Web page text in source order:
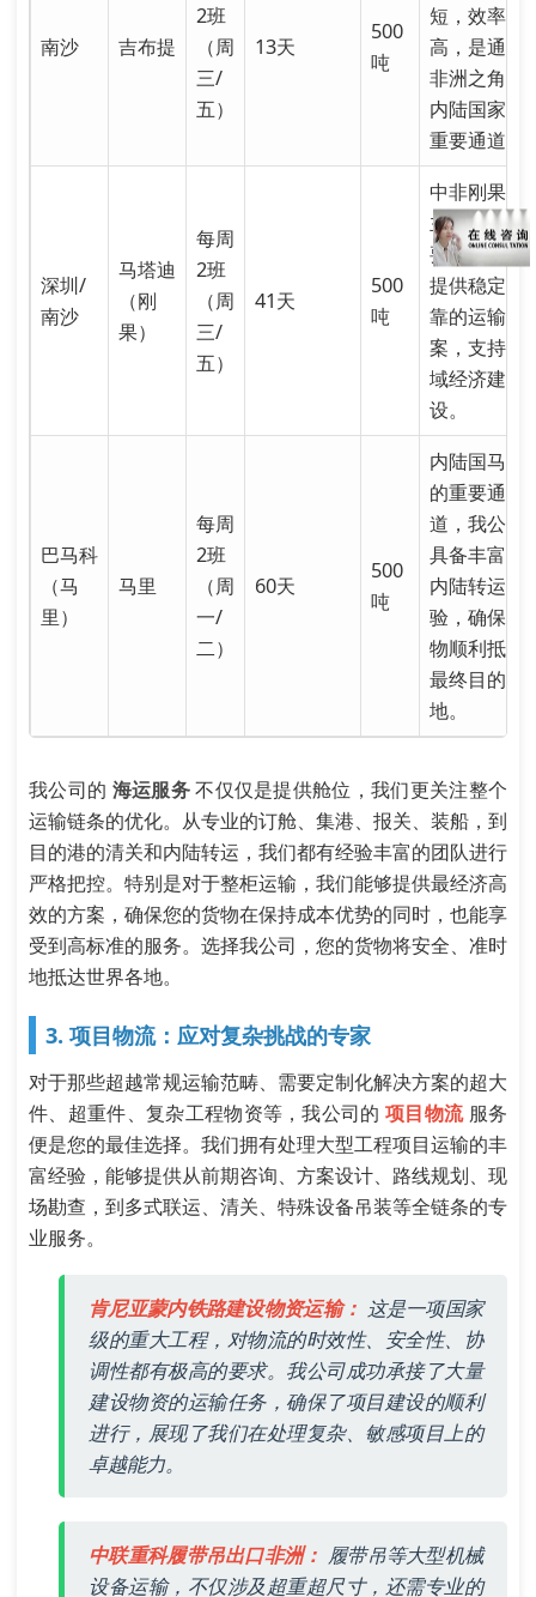
南沙 吉布提
2班
（周
三/
五）
13天
500
吨
短，效率
高，是通往
非洲之角及
内陆国家的
重要通道。
深圳/
南沙
马塔迪
（刚
果）
每周
2班
（周
三/
五）
41天
500
吨
中非刚果民
主共和国主
要出海口，
提供稳定可
靠的运输方
案，支持区
域经济建
设。
巴马科
（马
里）
马里
每周
2班
（周
一/
二）
60天
500
吨
内陆国马里
的重要通
道，我公司
具备丰富的
内陆转运经
验，确保货
物顺利抵达
最终目的
地。
我公司的 海运服务不仅仅是提供舱位，我们更关注整个
运输链条的优化。从专业的订舱、集港、报关、装船，到
目的港的清关和内陆转运，我们都有经验丰富的团队进行
严格把控。特别是对于整柜运输，我们能够提供最经济高
效的方案，确保您的货物在保持成本优势的同时，也能享
受到高标准的服务。选择我公司，您的货物将安全、准时
地抵达世界各地。
3. 项目物流：应对复杂挑战的专家
对于那些超越常规运输范畴、需要定制化解决方案的超大
件、超重件、复杂工程物资等，我公司的项目物流 服务
便是您的最佳选择。我们拥有处理大型工程项目运输的丰
富经验，能够提供从前期咨询、方案设计、路线规划、现
场勘查，到多式联运、清关、特殊设备吊装等全链条的专
业服务。
肯尼亚蒙内铁路建设物资运输： 这是一项国家
级的重大工程，对物流的时效性、安全性、协
调性都有极高的要求。我公司成功承接了大量
建设物资的运输任务，确保了项目建设的顺利
进行，展现了我们在处理复杂、敏感项目上的
卓越能力。
中联重科履带吊出口非洲： 履带吊等大型机械
设备运输，不仅涉及超重超尺寸，还需专业的